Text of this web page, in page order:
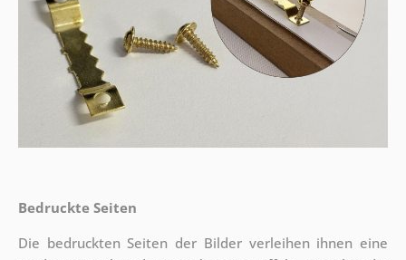
Bedruckte Seiten
Die bedruckten Seiten der Bilder verleihen ihnen eine